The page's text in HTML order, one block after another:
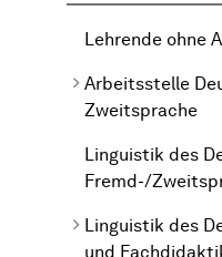
Lehrende ohne
Arbeitsstelle
Zweitsprache
Linguistik des
Fremd-/
Linguistik des
und